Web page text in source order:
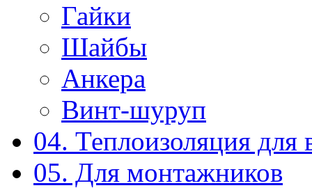
Гайки
Шайбы
Анкера
Винт-шуруп
04. Теплоизоляция для
05. Для монтажников